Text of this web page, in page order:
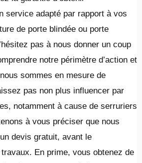
service adapté par rapport à vos
de porte blindée ou porte
pas à nous donner un coup
notre périmètre d’action et
sommes en mesure de
pas non plus influencer par
notamment à cause de serruriers
à vous préciser que nous
devis gratuit, avant le
En prime, vous obtenez de